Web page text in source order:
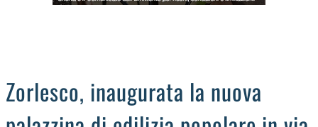
Zorlesco, inaugurata la nuova